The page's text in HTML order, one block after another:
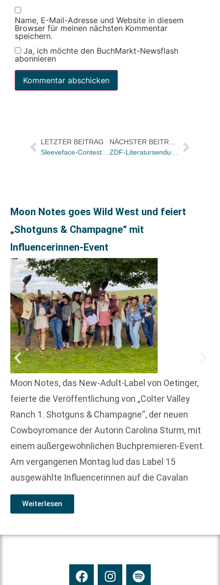
Name, E-Mail-Adresse und Website in diesem
Browser für meinen nächsten Kommentar
speichern.
Ja, ich möchte den BuchMarkt-Newsflash
abonnieren
LETZTER BEITRAG
Sleeveface-Contest für Buchhändler: Murmann Verlag verlost einen Abend mit Musikjournalist Karl Bruckmaier
Moon Notes goes Wild West und feiert
„Shotguns & Champagne“ mit
Influencerinnen-Event
Moon Notes, das New-Adult-Label von Oetinger,
feierte die Veröffentlichung von „Colter Valley
Ranch 1. Shotguns & Champagne“, der neuen
Cowboyromance der Autorin Carolina Sturm, mit
einem außergewöhnlichen Buchpremieren-Event.
Am vergangenen Montag lud das Label 15
ausgewählte Influencerinnen auf die Cavalan
Weiterlesen